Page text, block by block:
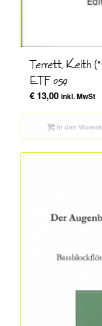
Terrett, Keith
ETF 059
€13,00 inkl. MwSt
In den